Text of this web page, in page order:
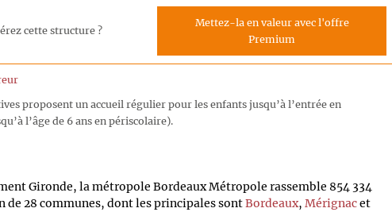
cette structure ?
Mettez-la en valeur avec l'offre
Premium
proposent un accueil régulier pour les enfants jusqu’à l’entrée en
l’âge de 6 ans en périscolaire).
Gironde, la métropole Bordeaux Métropole rassemble 854 334
de 28 communes, dont les principales sontBordeaux, Mérignacet